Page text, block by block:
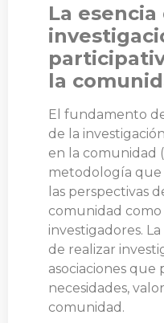
La esencia
la
El fundamento
de la
en la comunidad
metodología que
las perspectivas
comunidad como
investigadores.
de realizar
asociaciones que
necesidades,
comunidad.